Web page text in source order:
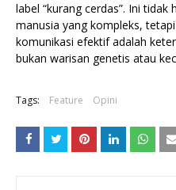
label “kurang cerdas”. Ini
manusia yang kompleks,
komunikasi efektif adalah
bukan warisan genetis atau
Tags: Feature Opini